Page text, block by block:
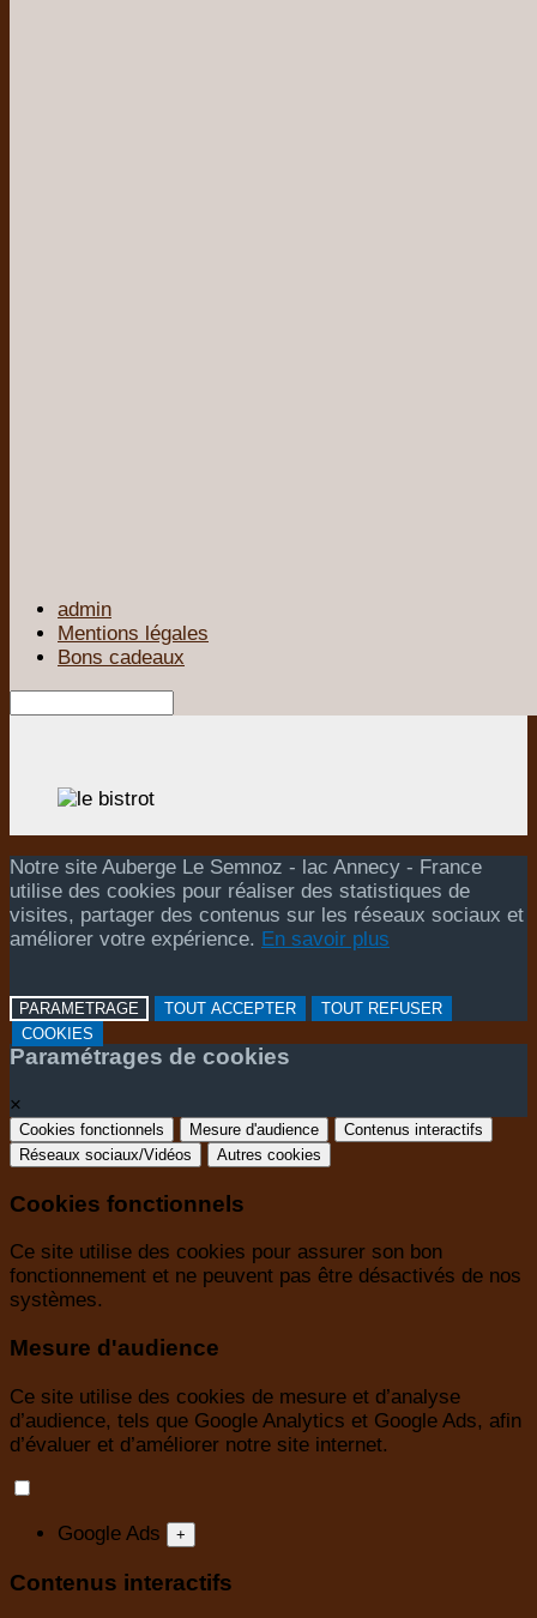
admin
Mentions légales
Bons cadeaux
Notre site Auberge Le Semnoz - lac Annecy - France
utilise des cookies pour réaliser des statistiques de
visites, partager des contenus sur les réseaux sociaux et
améliorer votre expérience. En savoir plus
PARAMETRAGE TOUT ACCEPTER
TOUT REFUSER
COOKIES
Paramétrages de cookies
×
Cookies fonctionnels Mesure d'audience
Contenus interactifs
Réseaux sociaux/Vidéos
Autres cookies
Cookies fonctionnels
Ce site utilise des cookies pour assurer son bon
fonctionnement et ne peuvent pas être désactivés de nos
systèmes.
Mesure d'audience
Ce site utilise des cookies de mesure et d’analyse
d’audience, tels que Google Analytics et Google Ads, afin
d’évaluer et d’améliorer notre site internet.
Google Ads +
Contenus interactifs